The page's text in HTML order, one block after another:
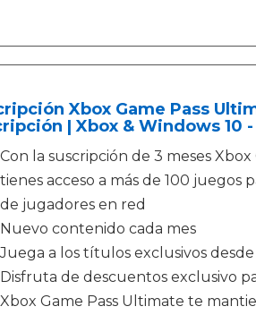
Xbox Game Pass
| Xbox & Windows 10
Con la suscripción de 3 meses
tienes acceso a más de 100 juegos
de jugadores en red
Nuevo contenido cada mes
Juega a los títulos exclusivos
Disfruta de descuentos exclusivo
Xbox Game Pass Ultimate te